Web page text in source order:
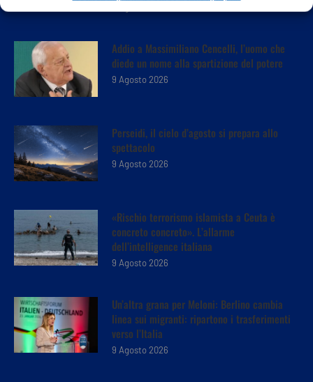
Addio a Massimiliano Cencelli, l’uomo che
diede un nome alla spartizione del potere
9 Agosto 2026
Perseidi, il cielo d’agosto si prepara allo
spettacolo
9 Agosto 2026
«Rischio terrorismo islamista a Ceuta è
concreto concreto». L’allarme
dell’intelligence italiana
9 Agosto 2026
Un’altra grana per Meloni: Berlino cambia
linea sui migranti: ripartono i trasferimenti
verso l’Italia
9 Agosto 2026